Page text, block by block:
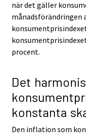
när det gäller
månadsförändringen
procent.
Det
konstanta
Den inflation som